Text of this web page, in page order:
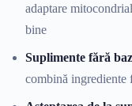
adaptare
bine
Suplimente fără
combină ingrediente